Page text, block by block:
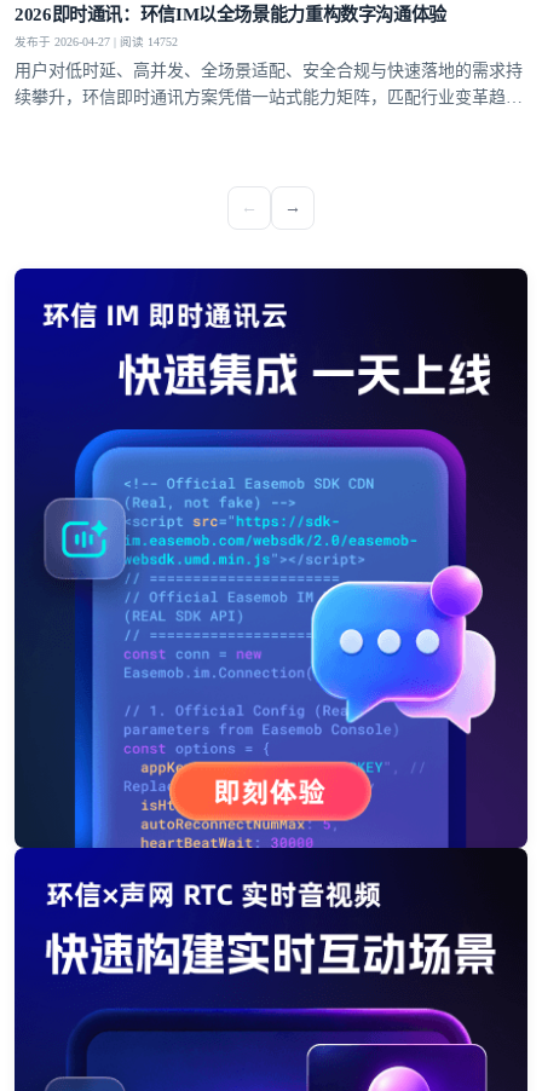
2026即时通讯：环信IM以全场景能力重构数字沟通体验
发布于 2026-04-27 | 阅读 14752
用户对低时延、高并发、全场景适配、安全合规与快速落地的需求持
续攀升，环信即时通讯方案凭借一站式能力矩阵，匹配行业变革趋
← →